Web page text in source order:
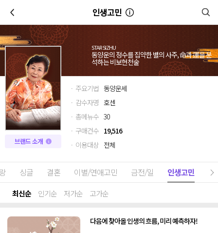
인생고민
STAR SIZHU
동양운의 정수를 집약한 별의 사주, 命과 運을 분
석하는 비보현천술
브랜드 소개
· 주요기법 동양운세
· 감수자명 호센
· 총메뉴수 30
· 구매건수 19,516
· 이용대상 전체
싱글 결혼 이별/연애고민 금전/일 인생고민
최신순 인기순 저가순 고가순
다음에 찾아올 인생의 흐름, 미리 예측하자!